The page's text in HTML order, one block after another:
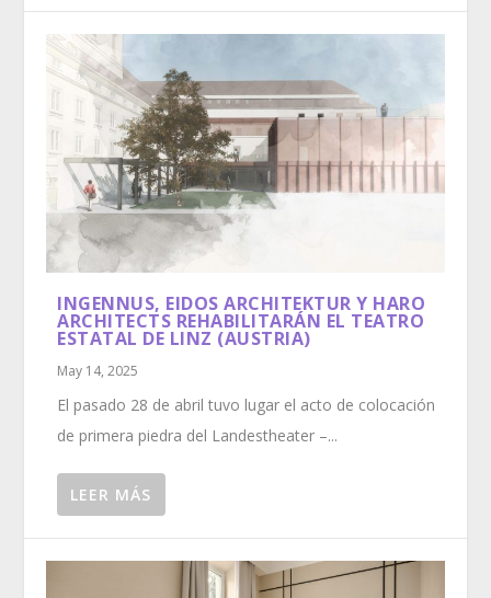
INGENNUS, EIDOS ARCHITEKTUR Y HARO
ARCHITECTS REHABILITARÁN EL TEATRO
ESTATAL DE LINZ (AUSTRIA)
May 14, 2025
El pasado 28 de abril tuvo lugar el acto de colocación
de primera piedra del Landestheater –...
LEER MÁS